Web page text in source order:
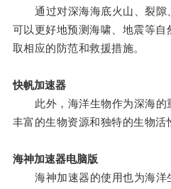
通过对深海海底火山、裂隙
可以更好地预测海啸、地震等
取相应的防范和救援措施。
快帆加速器
此外，海洋生物作为深海的
丰富的生物资源和独特的生物活
海神加速器电脑版
海神加速器的使用也为海洋